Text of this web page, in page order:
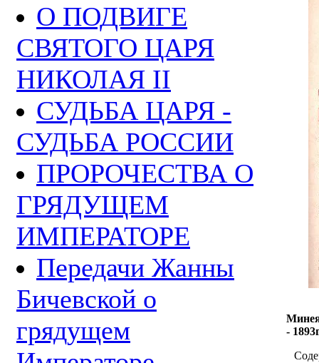
О ПОДВИГЕ
СВЯТОГО ЦАРЯ
НИКОЛАЯ II
СУДЬБА ЦАРЯ -
СУДЬБА РОССИИ
ПРОРОЧЕСТВА О
ГРЯДУЩЕМ
ИМПЕРАТОРЕ
Передачи Жанны
Бичевской о
грядущем
-